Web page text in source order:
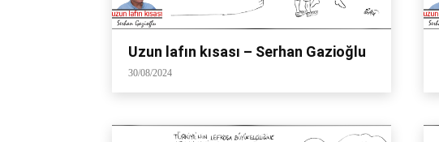
Uzun lafın kısası – Serhan Gazioğlu
30/08/2024